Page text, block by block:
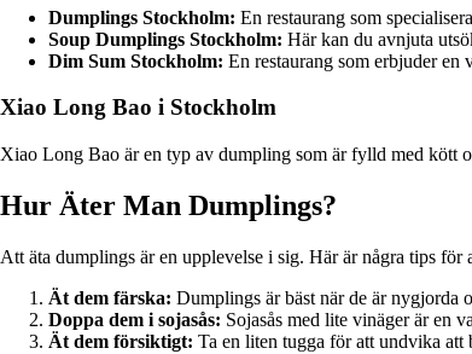
Dumplings Stockholm: En restaurang som
Soup Dumplings Stockholm: Här kan du avnjuta
Dim Sum Stockholm: En restaurang som erbjuder
Xiao Long Bao i Stockholm
Xiao Long Bao är en typ av dumpling som är fylld med kött
Hur Äter Man Dumplings?
Att äta dumplings är en upplevelse i sig. Här är några tips för
Ät dem färska: Dumplings är bäst när de är nygjorda
Doppa dem i sojasås: Sojasås med lite vinäger är en
Ät dem försiktigt: Ta en liten tugga för att undvika att